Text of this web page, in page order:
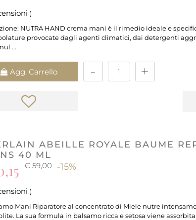
)
NUTRA HAND crema mani è il rimedio ideale e
provocate dagli agenti climatici, dai detergenti
...
Agg. Carrello
ABEILLE ROYALE BAUME
40 ML
€ 59,00 -15%
)
Mani Riparatore al concentrato di Miele nutre
La sua formula in balsamo ricca e setosa viene